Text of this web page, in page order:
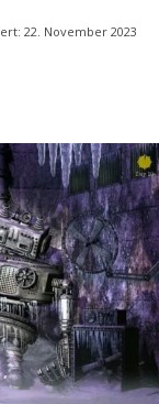
22. November 2023